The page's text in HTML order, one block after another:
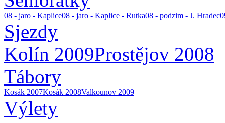
08 - jaro - Kaplice08 - jaro - Kaplice - Rutka08 - podzim - J. Hradec
Sjezdy
Kolín 2009Prostějov 2008
Tábory
Kosák 2007Kosák 2008Valkounov 2009
Výlety